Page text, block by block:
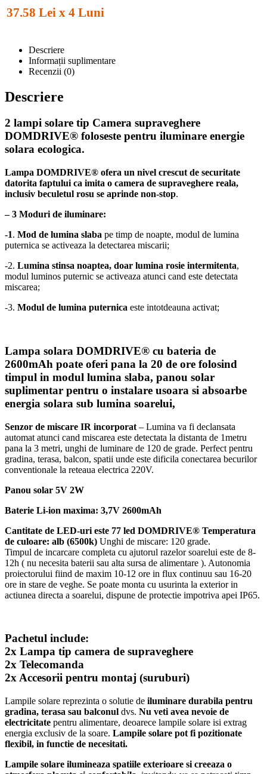
37.58 Lei x 4 Luni
Descriere
Informații suplimentare
Recenzii (0)
Descriere
2 lampi solare tip Camera supraveghere
DOMDRIVE® foloseste pentru iluminare energie
solara ecologica.
Lampa DOMDRIVE® ofera un nivel crescut de securitate
datorita faptului ca imita o camera de supraveghere reala,
inclusiv beculetul rosu se aprinde non-stop.
– 3 Moduri de iluminare:
-1. Mod de lumina slaba pe timp de noapte, modul de lumina
puternica se activeaza la detectarea miscarii;
-2. Lumina stinsa noaptea, doar lumina rosie intermitenta,
modul luminos puternic se activeaza atunci cand este detectata
miscarea;
-3. Modul de lumina puternica este intotdeauna activat;
Lampa solara DOMDRIVE® cu bateria de
2600mAh poate oferi pana la 20 de ore folosind
timpul in modul lumina slaba, panou solar
suplimentar pentru o instalare usoara si absoarbe
energia solara sub lumina soarelui,
Senzor de miscare IR incorporat – Lumina va fi declansata
automat atunci cand miscarea este detectata la distanta de 1metru
pana la 3 metri, unghi de luminare de 120 de grade. Perfect pentru
gradina, terasa, balcon, spatii unde este dificila conectarea becurilor
conventionale la reteaua electrica 220V.
Panou solar 5V 2W
Baterie Li-ion maxima: 3,7V 2600mAh
Cantitate de LED-uri este 77 led DOMDRIVE® Temperatura
de culoare: alb (6500k) Unghi de miscare: 120 grade.
Timpul de incarcare completa cu ajutorul razelor soarelui este de 8-
12h ( nu necesita baterii sau alta sursa de alimentare ). Autonomia
proiectorului fiind de maxim 10-12 ore in flux continuu sau 16-20
ore in stare de veghe. Se poate monta cu usurinta la exterior in
actiunea directa a soarelui, dispune de protectie impotriva apei IP65.
Pachetul include:
2x Lampa tip camera de supraveghere
2x Telecomanda
2x Accesorii pentru montaj (suruburi)
Lampile solare reprezinta o solutie de iluminare durabila pentru
gradina, terasa sau balconul dvs. Nu veti avea nevoie de
electricitate pentru alimentare, deoarece lampile solare isi extrag
energia exclusiv de la soare. Lampile solare pot fi pozitionate
flexibil, in functie de necesitati.
Lampile solare ilumineaza spatiile exterioare si creeaza o